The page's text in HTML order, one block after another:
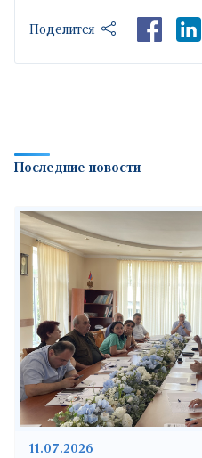
Поделится
Последние новости
11.07.2026